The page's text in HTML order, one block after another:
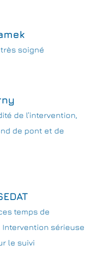
soigné
de l’intervention,
de pont et de
temps de
Intervention sérieuse
le suivi